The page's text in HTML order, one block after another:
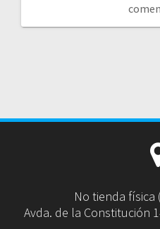
No tienda física
Avda. de la Constitución